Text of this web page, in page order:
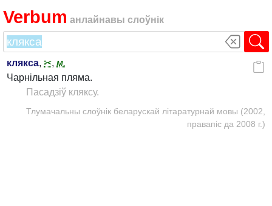
Verbum анлайнавы слоўнік
клякса, ✂, м.
Чарнільная пляма.
Пасадзіў кляксу.
Тлумачальны слоўнік беларускай літаратурнай мовы (2002,
правапіс да 2008 г.)